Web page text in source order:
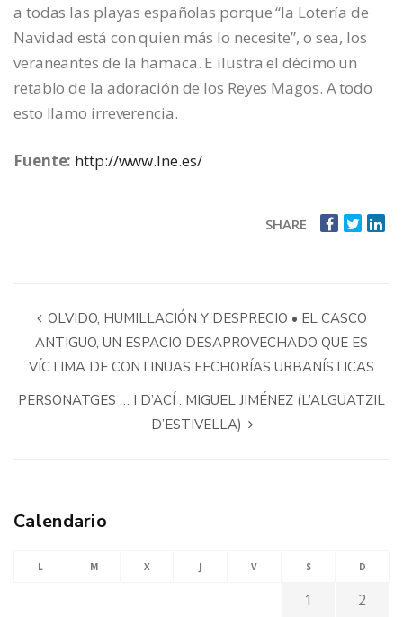
a todas las playas españolas porque “la Lotería de
Navidad está con quien más lo necesite”, o sea, los
veraneantes de la hamaca. E ilustra el décimo un
retablo de la adoración de los Reyes Magos. A todo
esto llamo irreverencia.
Fuente: http://www.lne.es/
SHARE
OLVIDO, HUMILLACIÓN Y DESPRECIO • EL CASCO
ANTIGUO, UN ESPACIO DESAPROVECHADO QUE ES
VÍCTIMA DE CONTINUAS FECHORÍAS URBANÍSTICAS
PERSONATGES … I D’ACÍ : MIGUEL JIMÉNEZ (L’ALGUATZIL
D’ESTIVELLA)
Calendario
L M X J V S D
1
2